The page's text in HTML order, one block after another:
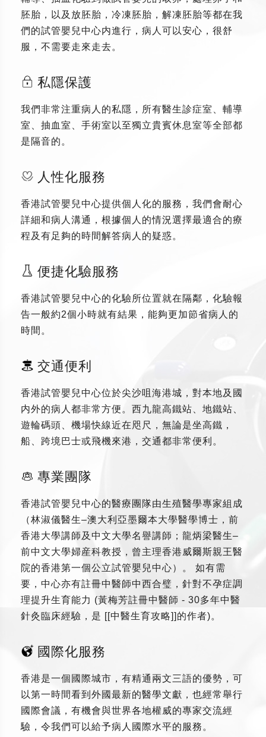
胚胎，以及放胚胎，冷凍胚胎，解凍胚胎等都在我
們的試管嬰兒中心内進行，病人可以安心，很舒
服，不需要走來走去。
私隱保護
我們非常注重病人的私隱，所有醫生診症室、輔導
室、抽血室、手術室以至獨立貴賓休息室等全部都
是隔音的。
人性化服務
香港試管嬰兒中心提供個人化的服務，我們會耐心
詳細和病人溝通，根據個人的情況選擇最適合的療
程及有足夠的時間解答病人的疑惑。
便捷化驗服務
香港試管嬰兒中心的化驗所位置就在隔鄰，化驗報
告一般約2個小時就有結果，能夠更加節省病人的
時間。
交通便利
香港試管嬰兒中心位於尖沙咀海港城，對本地及國
内外的病人都非常方便。西九龍高鐵站、地鐵站、
遊輪碼頭、機場快線近在咫尺，無論是坐高鐵，
船、跨境巴士或飛機來港，交通都非常便利。
專業團隊
香港試管嬰兒中心的醫療團隊由生殖醫學專家組成
（林淑儀醫生–澳大利亞墨爾本大學醫學博士，前
香港大學講師及中文大學名譽講師；龍炳梁醫生–
前中文大學婦産科教授，曾主理香港威爾斯親王醫
院的香港第一個公立試管嬰兒中心）。 如有需
要，中心亦有註冊中醫師中西合璧，針對不孕症調
理提升生育能力 (黃梅芳註冊中醫師 - 30多年中醫
針灸臨床經驗，是 [[中醫生育攻略]]的作者)。
國際化服務
香港是一個國際城市，有精通兩文三語的優勢，可
以第一時間看到外國最新的醫學文獻，也經常舉行
國際會議，有機會與世界各地權威的專家交流經
驗，令我們可以給予病人國際水平的服務。